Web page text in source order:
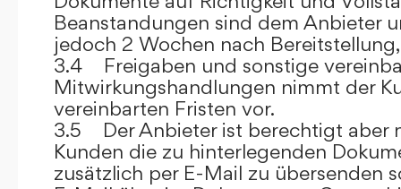
Beanstandungen sind dem Anbieter
jedoch 2 Wochen nach
3.4 Freigaben und sonstige
Mitwirkungshandlungen nimmt der
vereinbarten Fristen vor.
3.5 Der Anbieter ist berechtigt aber
Kunden die zu hinterlegenden
zusätzlich per E-Mail zu übersenden